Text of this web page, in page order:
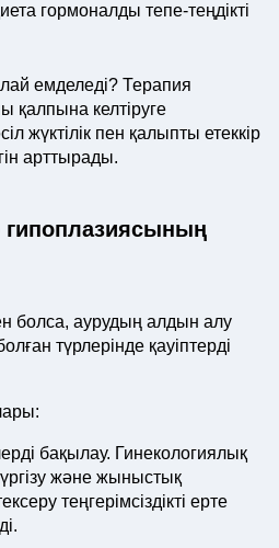
гормоналды тепе-теңдікті
емделеді? Терапия
қалпына келтіруге
жүктілік пен қалыпты етеккір
арттырады.
болса, аурудың алдын алу
түрлерінде қауіптерді
бақылау. Гинекологиялық
және жыныстық
теңгерімсіздікті ерте